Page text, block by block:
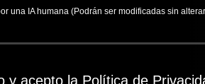
una IA humana (Podrán ser modificadas sin
y acepto la Política de